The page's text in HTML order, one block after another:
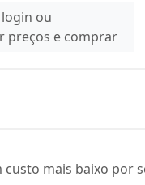
login ou
preços e comprar
mais baixo por